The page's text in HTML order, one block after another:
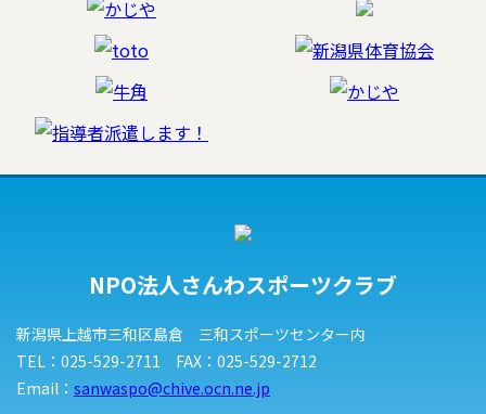
NPO法人さんわスポーツクラブ
新潟県上越市三和区島倉 三和スポーツセンター内
TEL：025-529-2711 FAX：025-529-2712
Email： sanwaspo@chive.ocn.ne.jp